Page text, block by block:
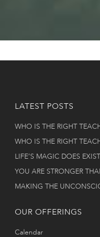
LATEST POSTS
WHO IS THE RIGHT
WHO IS THE RIGHT
LIFE’S MAGIC DOES EXIST
YOU ARE STRONGER
MAKING THE
OUR OFFERINGS
Calendar